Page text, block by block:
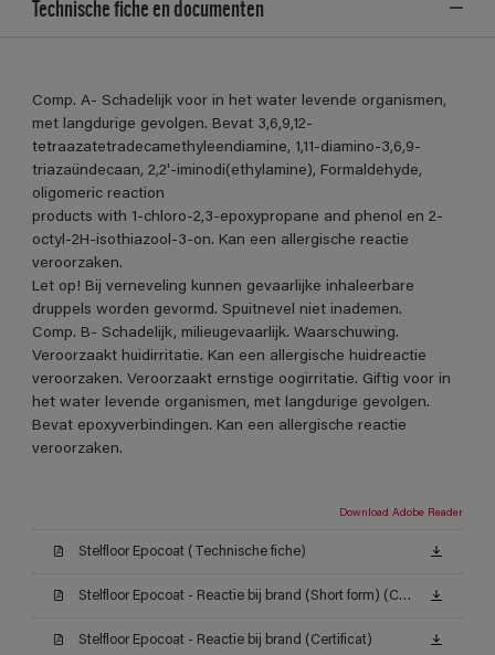
Technische fiche en documenten
Comp. A- Schadelijk voor in het water levende organismen,
met langdurige gevolgen. Bevat 3,6,9,12-
tetraazatetradecamethyleendiamine, 1,11-diamino-3,6,9-
triazaündecaan, 2,2'-iminodi(ethylamine), Formaldehyde,
oligomeric reaction
products with 1-chloro-2,3-epoxypropane and phenol en 2-
octyl-2H-isothiazool-3-on. Kan een allergische reactie
veroorzaken.
Let op! Bij verneveling kunnen gevaarlijke inhaleerbare
druppels worden gevormd. Spuitnevel niet inademen.
Comp. B- Schadelijk, milieugevaarlijk. Waarschuwing.
Veroorzaakt huidirritatie. Kan een allergische huidreactie
veroorzaken. Veroorzaakt ernstige oogirritatie. Giftig voor in
het water levende organismen, met langdurige gevolgen.
Bevat epoxyverbindingen. Kan een allergische reactie
veroorzaken.
Download Adobe Reader
Stelfloor Epocoat (Technische fiche)
Stelfloor Epocoat - Reactie bij brand (Short form) (Certificat)
Stelfloor Epocoat - Reactie bij brand (Certificat)